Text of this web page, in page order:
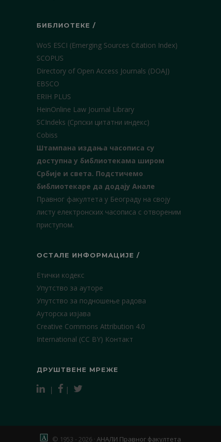
БИБЛИОТЕКЕ /
WoS ESCI (Emerging Sources Citation Index)
SCOPUS
Directory of Open Access Journals (DOAJ)
EBSCO
ERIH PLUS
HeinOnline Law Journal Library
SCIndeks (Српски цитатни индекс)
Cobiss
Штампана издања часописа су
доступна у библиотекама широм
Србије и света. Подстичемо
библиотекаре да додају Анале
Правног факултета у Београду на своју
листу електронских часописа с отвореним
приступом.
ОСТАЛЕ ИНФОРМАЦИЈЕ /
Етички кодекс
Упутство за ауторе
Упутство за подношење радова
Ауторска изјава
Creative Commons Attribution 4.0
International (CC BY) Контакт
ДРУШТВЕНЕ МРЕЖЕ
| |
© 1953 - 2026 · АНАЛИ Правног факултета